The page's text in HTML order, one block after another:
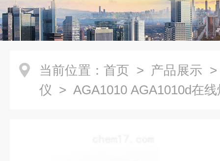
当前位置： 首页 > 产品展示
仪 > AGA1010 AGA1010d在